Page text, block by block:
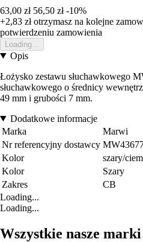
63,00 zł 56,50 zł -10%
+2,83 złotrzymasz na kolejne
potwierdzeniu zamowienia
Loading...
Opis
Łożysko zestawu słuchawkowego
słuchawkowego o średnicy
49 mm i grubości 7 mm.
Dodatkowe informacje
Marka
Marwi
Nr referencyjny dostawcy
Kolor
szary/
Kolor
Szary
Zakres
CB
Loading...
Loading...
Wszystkie nasze marki